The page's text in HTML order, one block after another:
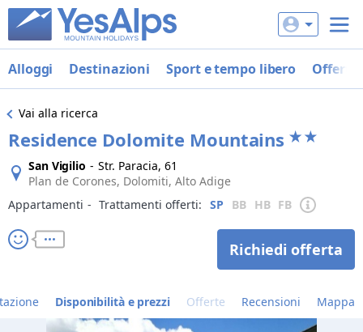
Alloggi Destinazioni Sport e tempo libero Offerte
Vai alla ricerca
Residence Dolomite Mountains
San Vigilio - Str. Paracia, 61
Plan de Corones, Dolomiti, Alto Adige
Appartamenti ‐ Trattamenti offerti: SP BB HB FB
Richiedi offerta
Disponibilità e prezzi Offerte Recensioni Mappa